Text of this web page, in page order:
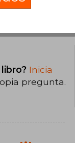
el libro
Inicia
pregunta.